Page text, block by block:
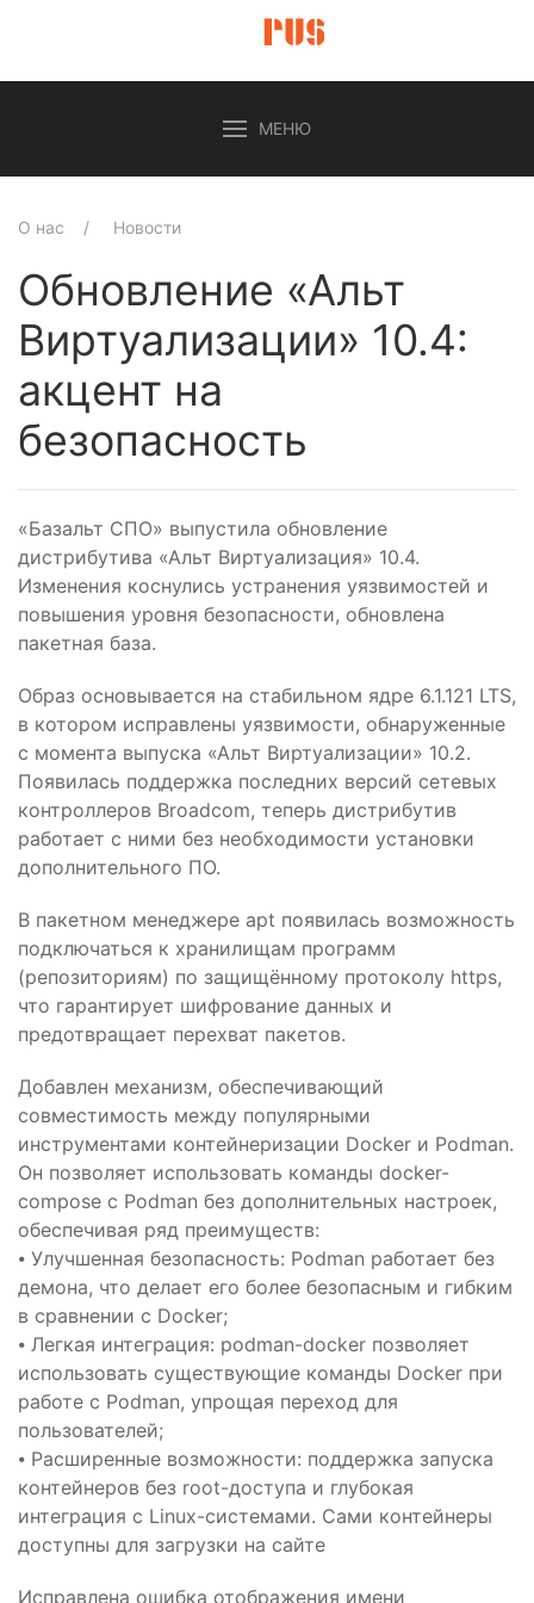
МЕНЮ
О нас Новости
Обновление «Альт
Виртуализации» 10.4:
акцент на
безопасность
«Базальт СПО» выпустила обновление
дистрибутива «Альт Виртуализация» 10.4.
Изменения коснулись устранения уязвимостей и
повышения уровня безопасности, обновлена
пакетная база.
Образ основывается на стабильном ядре 6.1.121 LTS,
в котором исправлены уязвимости, обнаруженные
с момента выпуска «Альт Виртуализации» 10.2.
Появилась поддержка последних версий сетевых
контроллеров Broadcom, теперь дистрибутив
работает с ними без необходимости установки
дополнительного ПО.
В пакетном менеджере apt появилась возможность
подключаться к хранилищам программ
(репозиториям) по защищённому протоколу https,
что гарантирует шифрование данных и
предотвращает перехват пакетов.
Добавлен механизм, обеспечивающий
совместимость между популярными
инструментами контейнеризации Docker и Podman.
Он позволяет использовать команды docker-
compose с Podman без дополнительных настроек,
обеспечивая ряд преимуществ:
⦁ Улучшенная безопасность: Podman работает без
демона, что делает его более безопасным и гибким
в сравнении с Docker;
⦁ Легкая интеграция: podman-docker позволяет
использовать существующие команды Docker при
работе с Podman, упрощая переход для
пользователей;
⦁ Расширенные возможности: поддержка запуска
контейнеров без root-доступа и глубокая
интеграция с Linux-системами. Сами контейнеры
доступны для загрузки на сайте
Исправлена ошибка отображения имени